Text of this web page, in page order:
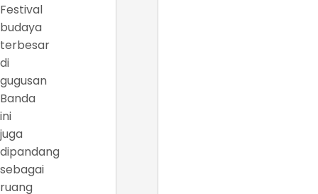
Festival
budaya
terbesar
di
gugusan
Banda
ini
juga
dipandang
sebagai
ruang